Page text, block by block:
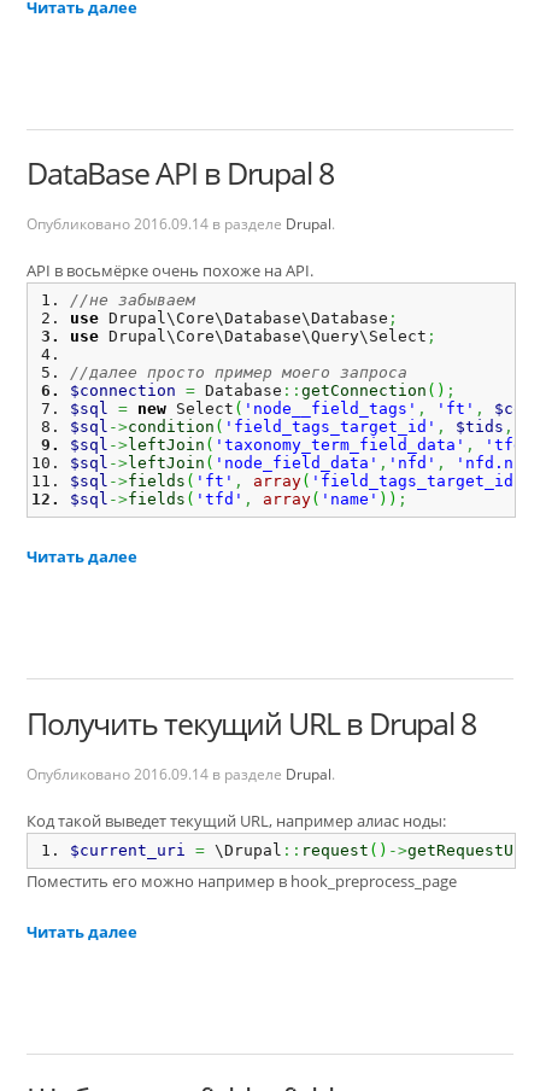
Читать далее
DataBase API в Drupal 8
Опубликовано2016.09.14 в разделе Drupal.
API в восьмёрке очень похоже на API.
//не забываем
use Drupal\Core\Database\Database ;
use Drupal\Core\Database\Query\Select ;
//далее просто пример моего запроса
$connection
= Database ::getConnection ( ) ;
$sql
= new Select ( 'node__field_tags' , 'ft' ,
$sql ->condition ( 'field_tags_target_id' , $tids ,
$sql ->leftJoin ( 'taxonomy_term_field_data' , 'tfd'
$sql ->leftJoin ( 'node_field_data' , 'nfd' ,
$sql ->fields ( 'ft' , array( 'field_tags_target_id'
$sql ->fields ( 'tfd' , array( 'name' ) ) ;
Читать далее
Получить текущий URL в Drupal 8
Опубликовано 2016.09.14 в разделе Drupal.
Код такой выведет текущий URL, например алиас ноды:
$current_uri = \Drupal :: request ( ) ->getRequestUri
Поместить его можно например в hook_preprocess_page
Читать далее